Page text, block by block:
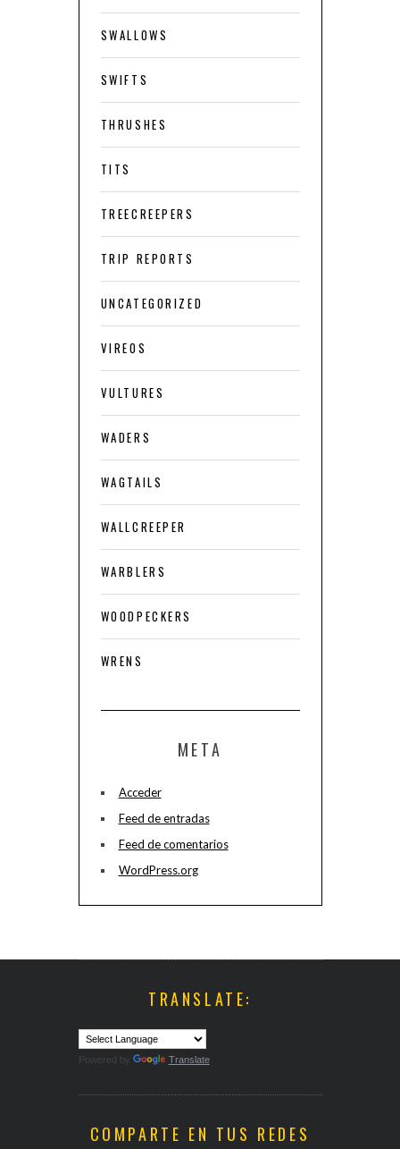
SWALLOWS
SWIFTS
THRUSHES
TITS
TREECREEPERS
TRIP REPORTS
UNCATEGORIZED
VIREOS
VULTURES
WADERS
WAGTAILS
WALLCREEPER
WARBLERS
WOODPECKERS
WRENS
META
Acceder
Feed de entradas
Feed de comentarios
WordPress.org
TRANSLATE:
Powered by Translate
COMPARTE EN TUS REDES